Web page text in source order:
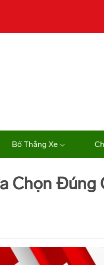
Bố Thắng Xe
Chọn Đúng